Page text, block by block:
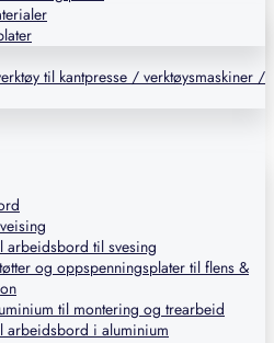
til kantpresse / verktøysmaskiner /
arbeidsbord til svesing
og oppspenningsplater til flens &
til montering og trearbeid
arbeidsbord i aluminium